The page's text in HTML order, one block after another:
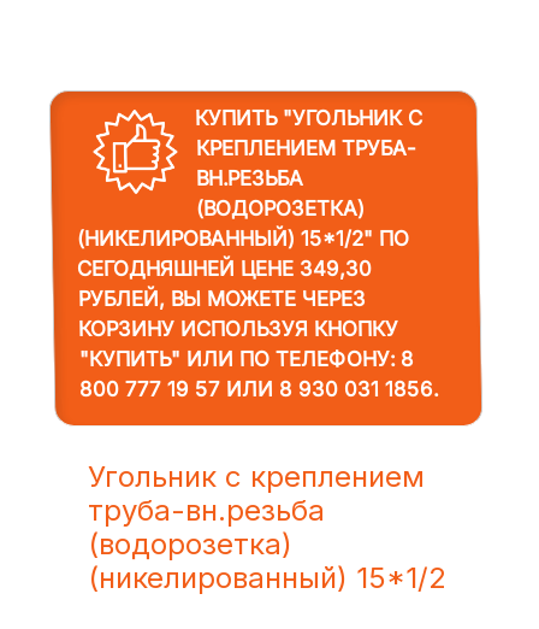
КУПИТЬ "УГОЛЬНИК С
КРЕПЛЕНИЕМ ТРУБА-
ВН.РЕЗЬБА
(ВОДОРОЗЕТКА)
(НИКЕЛИРОВАННЫЙ) 15*1/2" ПО
СЕГОДНЯШНЕЙ ЦЕНЕ 349,30
РУБЛЕЙ, ВЫ МОЖЕТЕ ЧЕРЕЗ
КОРЗИНУ ИСПОЛЬЗУЯ КНОПКУ
"КУПИТЬ" ИЛИ ПО ТЕЛЕФОНУ: 8
800 777 19 57ИЛИ 8 930 031 1856.
Угольник с креплением
труба-вн.резьба
(водорозетка)
(никелированный) 15*1/2